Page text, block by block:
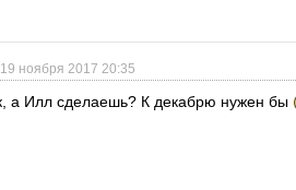
19 ноября 2017 20:35
а Илл сделаешь? К декабрю нужен бы